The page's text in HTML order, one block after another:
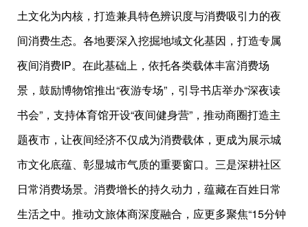
土文化为内核，打造兼具特色辨识度与消费吸引力的夜
间消费生态。各地要深入挖掘地域文化基因，打造专属
夜间消费IP。在此基础上，依托各类载体丰富消费场
景，鼓励博物馆推出“夜游专场”，引导书店举办“深夜读
书会”，支持体育馆开设“夜间健身营”，推动商圈打造主
题夜市，让夜间经济不仅成为消费载体，更成为展示城
市文化底蕴、彰显城市气质的重要窗口。三是深耕社区
日常消费场景。消费增长的持久动力，蕴藏在百姓日常
生活之中。推动文旅体商深度融合，应更多聚焦“15分钟